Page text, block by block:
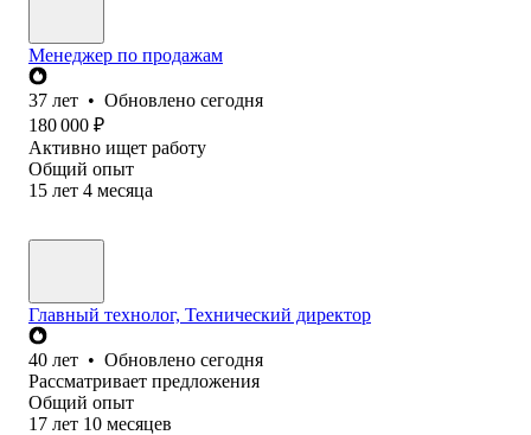
Менеджер по продажам
37 лет • Обновлено сегодня
180 000 ₽
Активно ищет работу
Общий опыт
15 лет 4 месяца
Главный технолог, Технический директор
40 лет • Обновлено сегодня
Рассматривает предложения
Общий опыт
17 лет 10 месяцев